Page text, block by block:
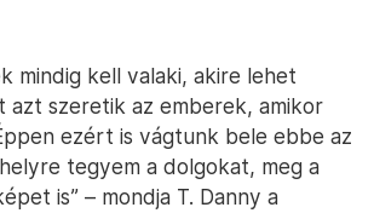
mindig kell valaki, akire lehet
azt szeretik az emberek, amikor
ezért is vágtunk bele ebbe az
tegyem a dolgokat, meg a
is” – mondja T. Danny a